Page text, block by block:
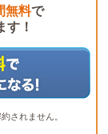
無料で
！
されません。